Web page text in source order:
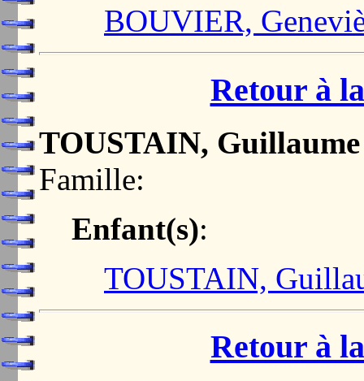
BOUVIER,
Retour à
TOUSTAIN, Guillaume
Famille:
Enfant(s):
TOUSTAIN,
Retour à